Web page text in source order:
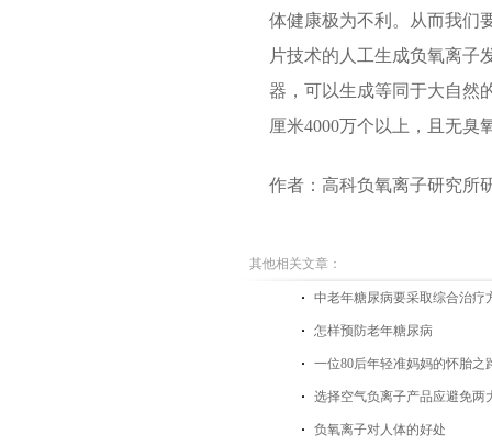
体健康极为不利。从而我们
片技术的人工生成负氧离子
器，可以生成等同于大自然
厘米4000万个以上，且无
作者：高科负氧离子研究所
其他相关文章：
中老年糖尿病要采取综合治疗
怎样预防老年糖尿病
一位80后年轻准妈妈的怀胎之
选择空气负离子产品应避免两
负氧离子对人体的好处